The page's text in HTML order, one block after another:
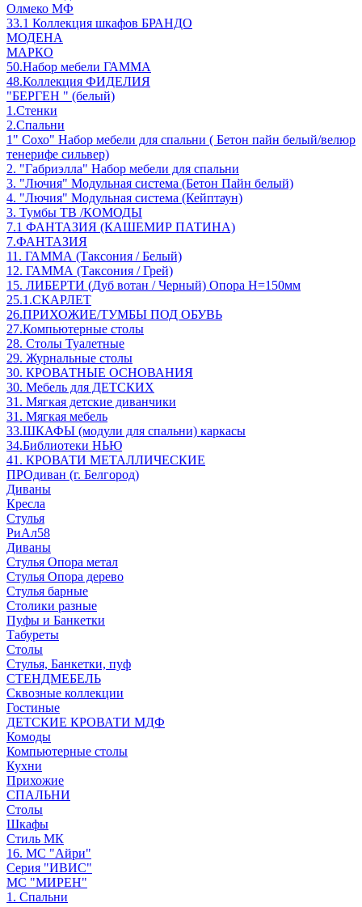
Олмеко МФ
33.1 Коллекция шкафов БРАНДО
МОДЕНА
МАРКО
50.Набор мебели ГАММА
48.Коллекция ФИДЕЛИЯ
"БЕРГЕН " (белый)
1.Стенки
2.Спальни
1" Сохо" Набор мебели для спальни ( Бетон пайн белый/велюр
тенерифе сильвер)
2. "Габриэлла" Набор мебели для спальни
3. "Лючия" Модульная система (Бетон Пайн белый)
4. "Лючия" Модульная система (Кейптаун)
3. Тумбы ТВ /КОМОДЫ
7.1 ФАНТАЗИЯ (КАШЕМИР ПАТИНА)
7.ФАНТАЗИЯ
11. ГАММА (Таксония / Белый)
12. ГАММА (Таксония / Грей)
15. ЛИБЕРТИ (Дуб вотан / Черный) Опора Н=150мм
25.1.СКАРЛЕТ
26.ПРИХОЖИЕ/ТУМБЫ ПОД ОБУВЬ
27.Компьютерные столы
28. Столы Туалетные
29. Журнальные столы
30. КРОВАТНЫЕ ОСНОВАНИЯ
30. Мебель для ДЕТСКИХ
31. Мягкая детские диванчики
31. Мягкая мебель
33.ШКАФЫ (модули для спальни) каркасы
34.Библиотеки НЬЮ
41. КРОВАТИ МЕТАЛЛИЧЕСКИЕ
ПРОдиван (г. Белгород)
Диваны
Кресла
Стулья
РиАл58
Диваны
Стулья Опора метал
Стулья Опора дерево
Стулья барные
Столики разные
Пуфы и Банкетки
Табуреты
Столы
Стулья, Банкетки, пуф
СТЕНДМЕБЕЛЬ
Сквозные коллекции
Гостиные
ДЕТСКИЕ КРОВАТИ МДФ
Комоды
Компьютерные столы
Кухни
Прихожие
СПАЛЬНИ
Столы
Шкафы
Стиль МК
16. МС "Айри"
Серия "ИВИС"
МС "МИРЕН"
1. Спальни